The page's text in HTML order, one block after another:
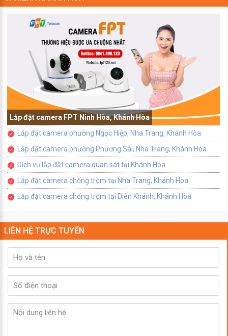
Lắp đặt camera FPT Ninh Hòa, Khánh Hòa
Lắp đặt camera phường Ngọc Hiệp, Nha Trang, Khánh Hòa
Lắp đặt camera phường Phương Sài, Nha Trang, Khánh Hòa
Dịch vụ lắp đặt camera quan sát tại Khánh Hòa
Lắp đặt camera chống trộm tại Nha Trang, Khánh Hòa
Lắp đặt camera chống trộm tại Diên Khánh, Khánh Hòa
LIÊN HỆ TRỰC TUYẾN